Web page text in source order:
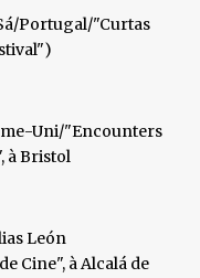
Portugal/"Curtas
Uni/"Encounters
à Bristol
León
Cine", à Alcalá de